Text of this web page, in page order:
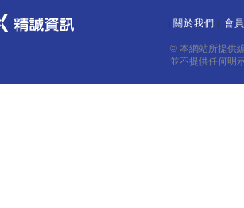
關於我們 會
© 本網站所提供
並不提供任何明